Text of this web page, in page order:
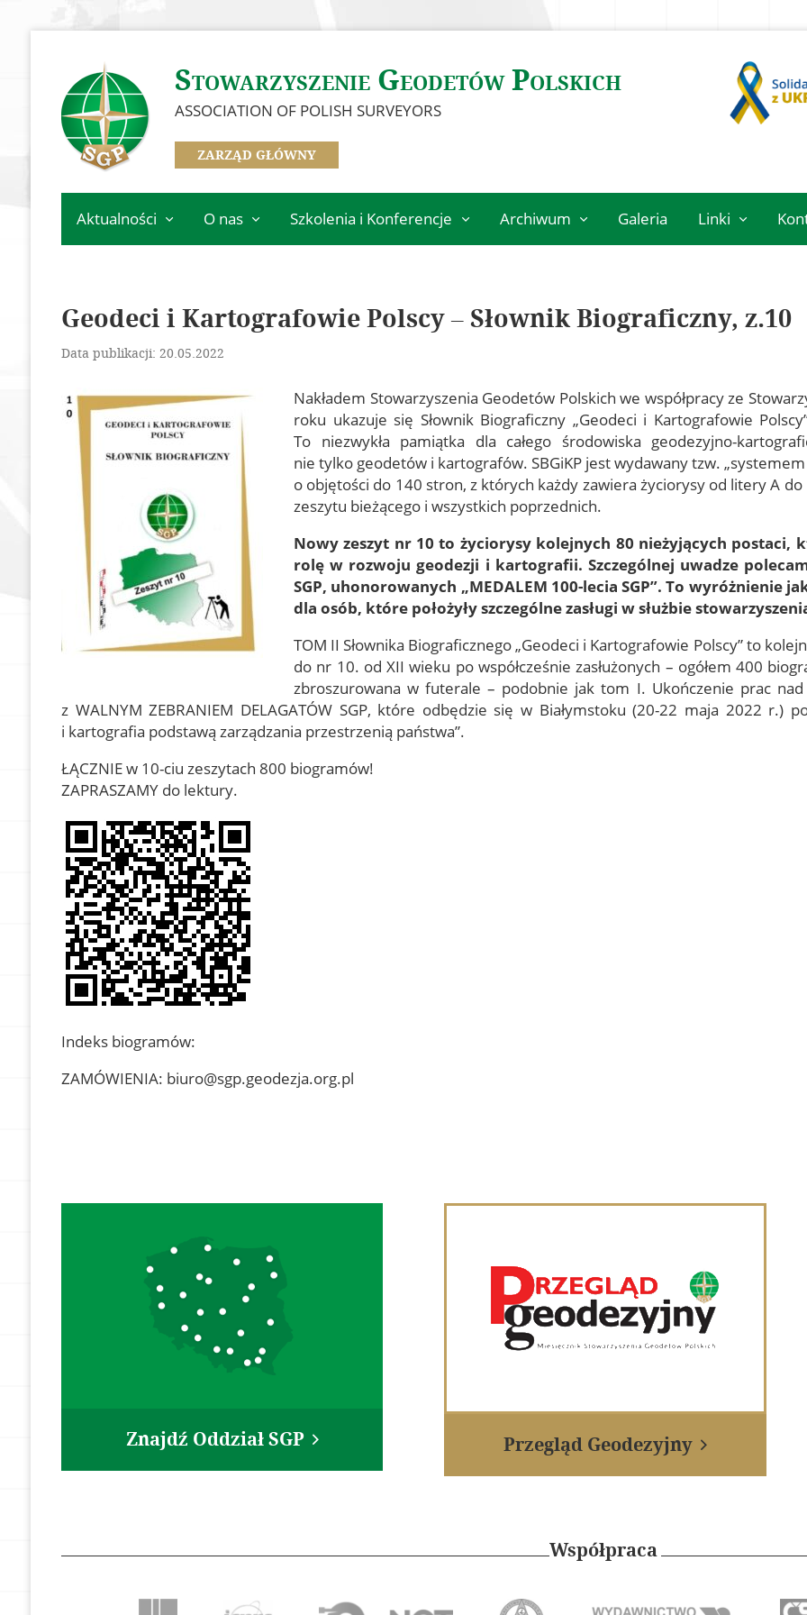
Stowarzyszenie Geodetów Polskich
ASSOCIATION OF POLISH SURVEYORS
ZARZĄD GŁÓWNY
Aktualności
Informacje z oddziałów
SGP
Ważne informacje
O nas
Informacje z komisji,
Historia SGP
Dokumenty
Zostań członkiem
Nasze referencje
In Memoriam
Geodezyjna Osnowa
Pamięci
Rzeczoznawcy SGP
Członkowie wspierający
Szkolenia i Konferencje
Konferencja GSW 2027
dyplomową
Olimpiada Wiedzy
Geodezyjnej i Kartograficznej
Archiwum
Jubileusz 100-
lecia
Galeria Linki
Ośrodki naukowe
Nowych
E-Podpis & E-
Pieczęć
od EuroCert
Geodeci i Kartografowie Polscy – Słownik Biograficzny, z.10
Data publikacji: 20.05.2022
Nakładem Stowarzyszenia Geodetów Polskich we współpracy ze
roku ukazuje się Słownik Biograficzny „Geodeci i Kartografowie
To niezwykła pamiątka dla całego środowiska geodezyjno-
nie tylko geodetów i kartografów. SBGiKP jest wydawany tzw.
o objętości do 140 stron, z których każdy zawiera życiorysy od litery A
zeszytu bieżącego i wszystkich poprzednich.
Nowy zeszyt nr 10 to życiorysy kolejnych 80 nieżyjących postaci,
rolę w rozwoju geodezji i kartografii. Szczególnej uwadze
SGP, uhonorowanych „MEDALEM 100-lecia SGP”. To wyróżnienie
dla osób, które położyły szczególne zasługi w służbie
TOM II Słownika Biograficznego „Geodeci i Kartografowie Polscy” to
do nr 10. od XII wieku po współcześnie zasłużonych – ogółem 400
zbroszurowana w futerale – podobnie jak tom I. Ukończenie prac
z WALNYM ZEBRANIEM DELAGATÓW SGP, które odbędzie się w Białymstoku (20-22 maja 2022 r.)
i kartografia podstawą zarządzania przestrzenią państwa”.
ŁĄCZNIE w 10-ciu zeszytach 800 biogramów!
ZAPRASZAMY do lektury.
Indeks biogramów:
ZAMÓWIENIA: biuro@sgp.geodezja.org.pl
Znajdź Oddział SGP  Przegląd Geodezyjny 
Współpraca